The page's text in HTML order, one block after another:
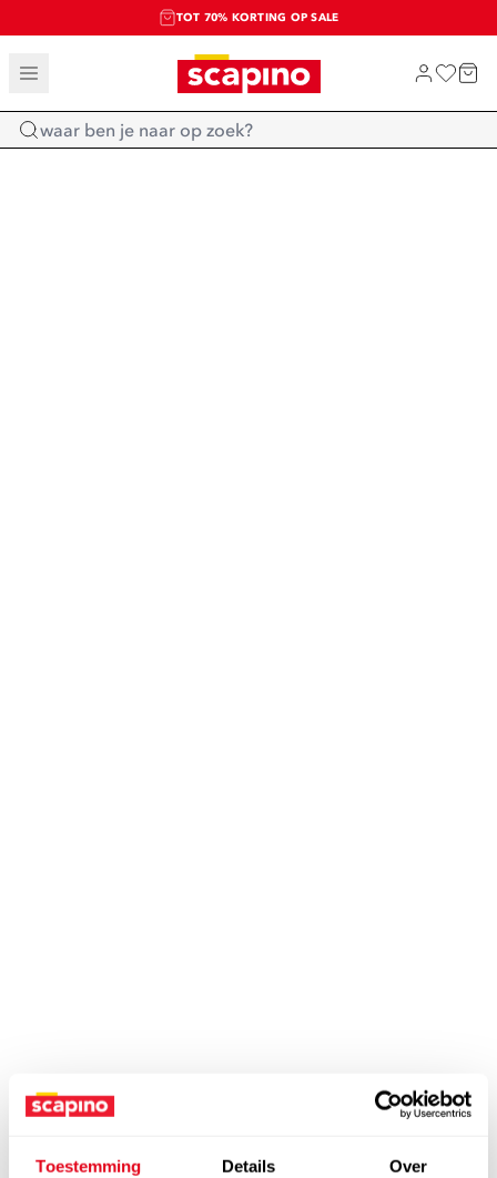
Toestemming Details Over
TOT 70% KORTING OP SALE
SALE: LAATSTE KANS!
SHOP NIEUW
Home